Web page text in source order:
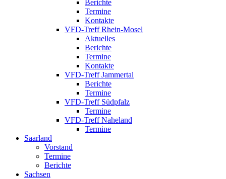
Berichte
Termine
Kontakte
VFD-Treff Rhein-Mosel
Aktuelles
Berichte
Termine
Kontakte
VFD-Treff Jammertal
Berichte
Termine
VFD-Treff Südpfalz
Termine
VFD-Treff Naheland
Termine
Saarland
Vorstand
Termine
Berichte
Sachsen